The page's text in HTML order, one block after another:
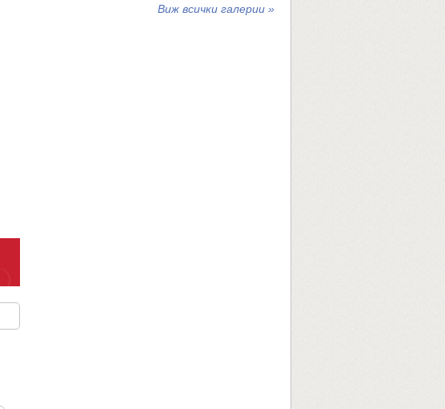
Виж всички галерии »